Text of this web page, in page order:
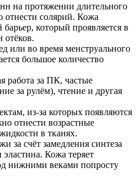
на протяжении длительного
солярий. Кожа
который проявляется в
отёков.
или во время менструального
большое количество
работа за ПК, частые
за рулём), чтение и другая
из-за которых появляются
отнести возрастные
в тканях.
за счёт замедления синтеза
Кожа теряет
нижними веками попросту